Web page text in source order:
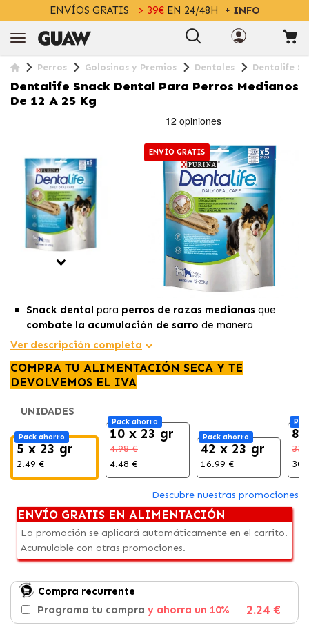
ENVÍOS GRATIS > 39€EN 24/48H + INFO
Perros Golosinas y Premios Dentales Dentalife
Dentalife Snack Dental Para Perros Medianos
De 12 A 25 Kg
ENVÍO GRATIS
Snack dental para perros de razas medianas que
combate la acumulación de sarro de manera
efectiva.
Diseño que alcanza incluso los
Con sabroso pollo,ideal para elcuidado bucal diario.
Ver descripción completa
COMPRA TU ALIMENTACIÓN SECA Y TE
DEVOLVEMOS EL IVA
UNIDADES
Pack ahorro
5 x 23 gr
2.49 €
Pack ahorro
10 x 23 gr
4.98 €
4.48 €
Pack ahorro
42 x 23 gr
16.99 €
Descubre nuestras promociones
ENVÍO GRATIS EN ALIMENTACIÓN
La promoción se aplicará automáticamente en el carrito.
Acumulable con otras promociones.
Compra recurrente
Programa tu compra y ahorra un 10% 2.24 €